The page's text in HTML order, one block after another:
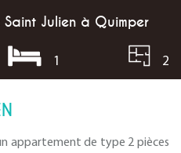
Julien à Quimper
1 2
appartement de type 2 pièces